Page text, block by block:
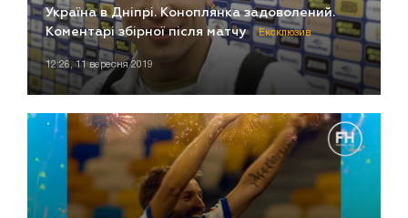
Україна в Дніпрі. Коноплянка задоволений.
Коментарі збірної після матчу
Ексклюзив
12:26, 11 вересня 2019